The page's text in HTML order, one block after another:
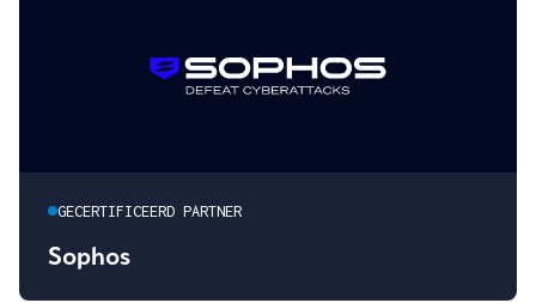
GECERTIFICEERD PARTNER
Sophos